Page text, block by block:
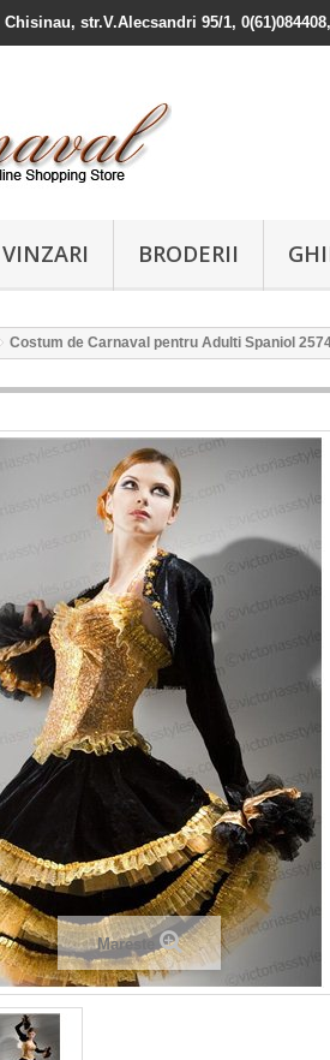
Chisinau, str.V.Alecsandri 95/1,
VINZARI BRODERII
Costum de Carnaval pentru Adulti Spaniol
Mareste